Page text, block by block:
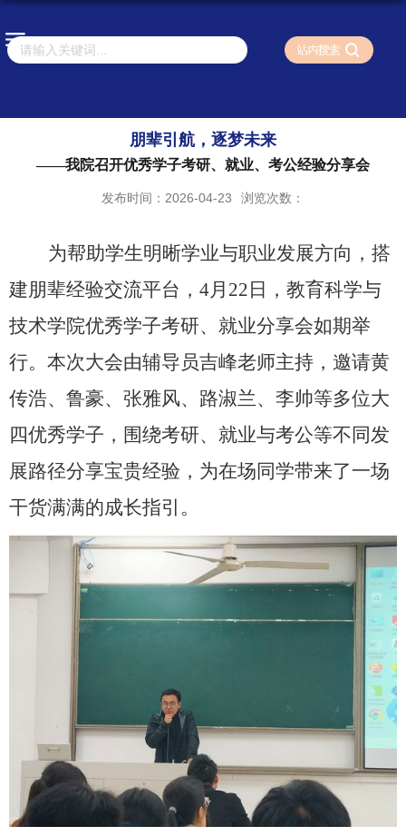
朋辈引航，逐梦未来
——我院召开优秀学子考研、就业、考公经验分享会
发布时间：2026-04-23 浏览次数：
为帮助学生明晰学业与职业发展方向，搭
建朋辈经验交流平台， 4月22日，教育科学与
技术学院优秀学子考研、就业分享会如期举
行。本次大会由辅导员吉峰老师主持，邀请黄
传浩、鲁豪、张雅风、路淑兰、李帅等多位大
四优秀学子，围绕考研、就业与考公等不同发
展路径分享宝贵经验，为在场同学带来了一场
干货满满的成长指引。